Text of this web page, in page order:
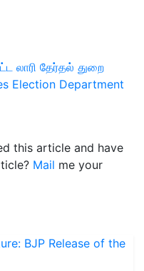
லாரி தேர்தல் துறை
Election Department
this article and have
Mail me your